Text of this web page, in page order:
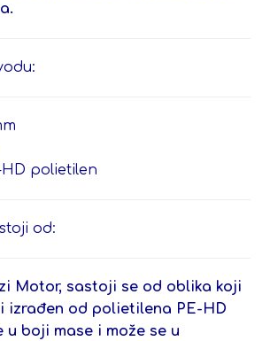
HD polietilen
od:
Motor, sastoji se od oblika koji
izrađen od polietilena PE-HD
u boji mase i može se u